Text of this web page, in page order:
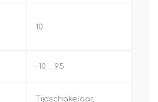
10
-10 .. 95
Tijdschakelaar,